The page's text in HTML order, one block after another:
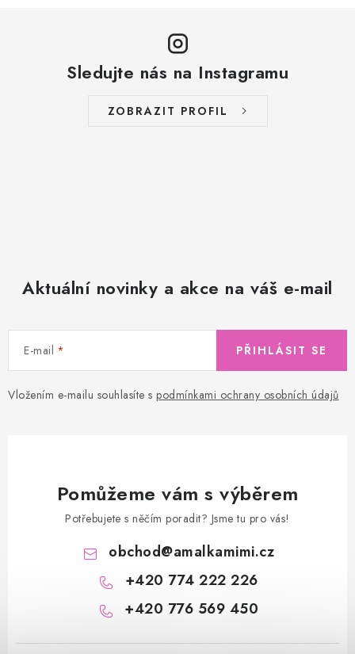
Sledujte nás na Instagramu
ZOBRAZIT PROFIL
Aktuální novinky a akce na váš e-mail
E-mail
Vložením e-mailu souhlasíte s podmínkami ochrany osobních údajů
PŘIHLÁSIT SE
Pomůžeme vám s výběrem
Potřebujete s něčím poradit? Jsme tu pro vás!
obchod@amalkamimi.cz
+420 774 222 226
+420 776 569 450